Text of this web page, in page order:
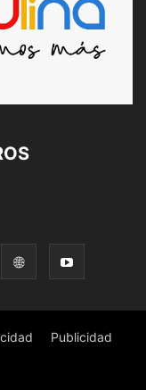
Publicidad